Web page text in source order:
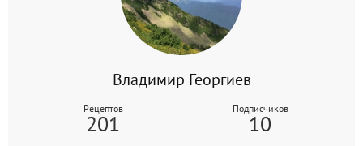
Владимир Георгиев
Рецептов
201
Подписчиков
10